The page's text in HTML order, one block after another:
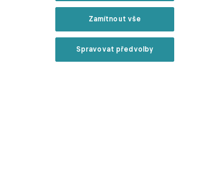
Zamítnout vše
Spravovat předvolby